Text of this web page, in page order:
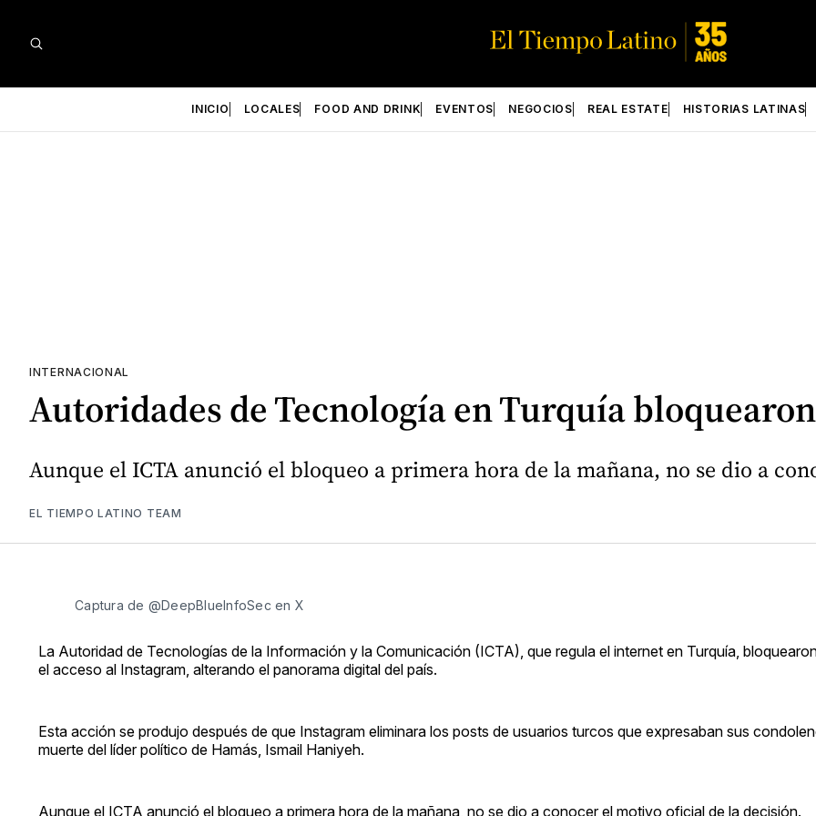
INICIO LOCALES FOOD AND DRINK EVENTOS NEGOCIOS REAL ESTATE HISTORIAS LATINAS
INTERNACIONAL
Autoridades de Tecnología en Turquía
Aunque el ICTA anunció el bloqueo a primera hora de la mañana, no se dio a
EL TIEMPO LATINO TEAM
Captura de @DeepBlueInfoSec en X
La Autoridad de Tecnologías de la Información y la Comunicación (ICTA), que regula el internet en Turquía,
el acceso al Instagram, alterando el panorama digital del país.
Esta acción se produjo después de que Instagram eliminara los posts de usuarios turcos que expresaban sus
muerte del líder político de Hamás, Ismail Haniyeh.
Aunque el ICTA anunció el bloqueo a primera hora de la mañana, no se dio a conocer el motivo oficial de la decisión.